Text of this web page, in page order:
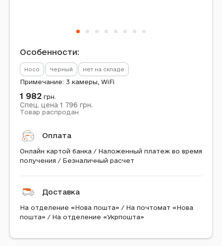
Особенности:
Hoco Черный Нет на складе
Примечание: 3 камеры, WiFi
1 982 грн.
Спец. цена 1 796 грн.
Товар распродан
Оплата
Онлайн картой банка / Наложенный платеж во время
получения / Безналичный расчет
Доставка
На отделение «Нова пошта» / На почтомат «Нова
пошта» / На отделение «Укрпошта»